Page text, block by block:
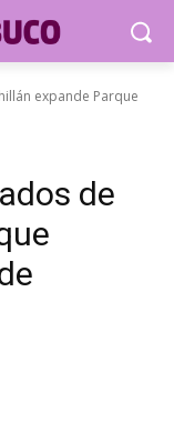
expande Parque
de